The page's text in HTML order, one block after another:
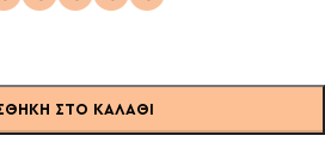
ΣΤΟ ΚΑΛΆΘΙ